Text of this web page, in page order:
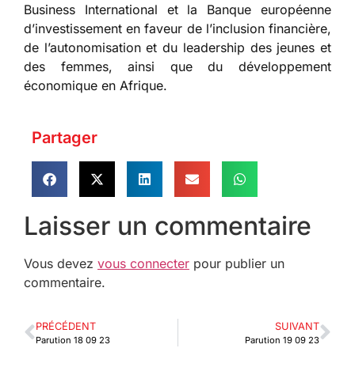
Business International et la Banque européenne
d’investissement en faveur de l’inclusion financière,
de l’autonomisation et du leadership des jeunes et
des femmes, ainsi que du développement
économique en Afrique.
Partager
Laisser un commentaire
Vous devez vous connecter pour publier un
commentaire.
PRÉCÉDENT
Parution 18 09 23
SUIVANT
Parution 19 09 23